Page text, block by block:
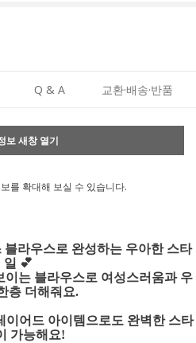
Q & A 교환·배송·반품
보 새창 열기
를 확대해 보실 수 있습니다.
블라우스로 완성하는 우아한 스타
일 💕
이는 블라우스로 여성스러움과 우
층 더해줘요.
이어드 아이템으로도 완벽한 스타
가능해요!